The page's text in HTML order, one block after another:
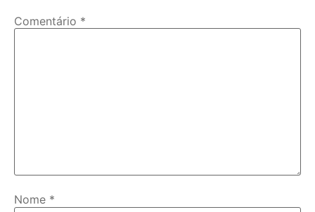
Comentário *
Nome *